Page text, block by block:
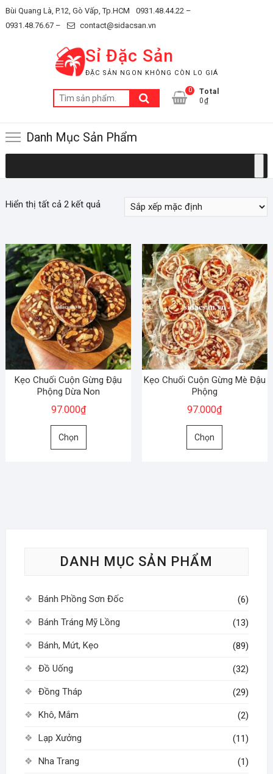
Skip
to
Bùi Quang Là, P.12, Gò Vấp, Tp.HCM
0931.48.44.22 –
0931.48.76.67 –
contact@sidacsan.vn
Sỉ Đặc Sản
ĐẶC SẢN NGON KHÔNG CÒN LO GIÁ
Tìm
kiếm:
0
Total
0₫
Danh Mục Sản Phẩm
Hiển thị tất cả 2 kết quả
Kẹo Chuối Cuộn Gừng Đậu
Phộng Dừa Non
97.000₫
Chọn
Sản
chọn
được
chọn
trang
Kẹo Chuối Cuộn Gừng Mè Đậu
Phộng
97.000₫
Chọn
Sản
được
chọn
trang
sản
phẩm
DANH MỤC SẢN PHẨM
Bánh Phồng Sơn Đốc (6)
Bánh Tráng Mỹ Lồng (13)
Bánh, Mứt, Kẹo (89)
Đồ Uống (32)
Đồng Tháp (29)
Khô, Mắm (2)
Lạp Xưởng (11)
Nha Trang (1)